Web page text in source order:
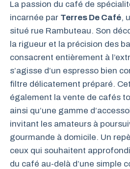
La passion du café de
incarnée par Terres De Café,
situé rue Rambuteau. Son
la rigueur et la précision des
consacrent entièrement à
s’agisse d’un espresso bien
filtre délicatement préparé.
également la vente de cafés
ainsi qu’une gamme
invitant les amateurs à
gourmande à domicile. Un
ceux qui souhaitent
du café au-delà d’une simple